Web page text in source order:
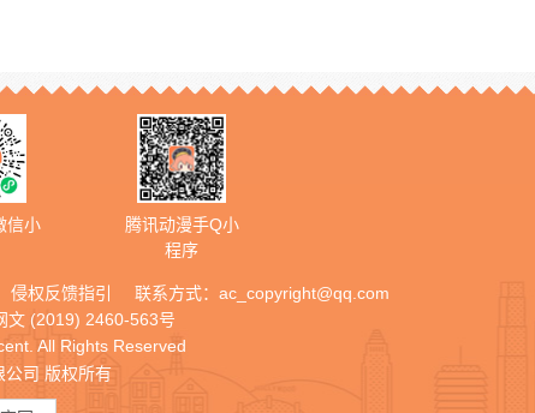
信小
腾讯动漫手Q小
程序
侵权反馈指引 联系方式： ac_copyright@qq.com
文 (2019) 2460-563号
All Rights Reserved
公司 版权所有